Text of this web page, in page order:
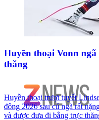
Huyền thoại Vonn
thăng
Huyền thoại trượt tuyết
đông 2026 sau cú ngã rất
và được đưa đi bằng trực